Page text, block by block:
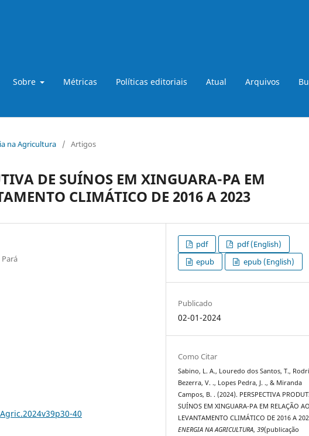
Sobre Métricas Políticas editoriais Atual Arquivos
na Agricultura / Artigos
DE SUÍNOS EM XINGUARA-PA EM
CLIMÁTICO DE 2016 A 2023
40
pdf
pdf (English)
epub
epub (English)
Publicado
02-01-2024
Como Citar
Sabino, L. A., Louredo dos Santos, T.,
Bezerra, V. ., Lopes Pedra, J. ., & Miranda
Campos, B. . (2024). PERSPECTIVA
SUÍNOS EM XINGUARA-PA EM RELAÇÃO AO
LEVANTAMENTO CLIMÁTICO DE 2016 A
ENERGIA NA AGRICULTURA,39(publicação